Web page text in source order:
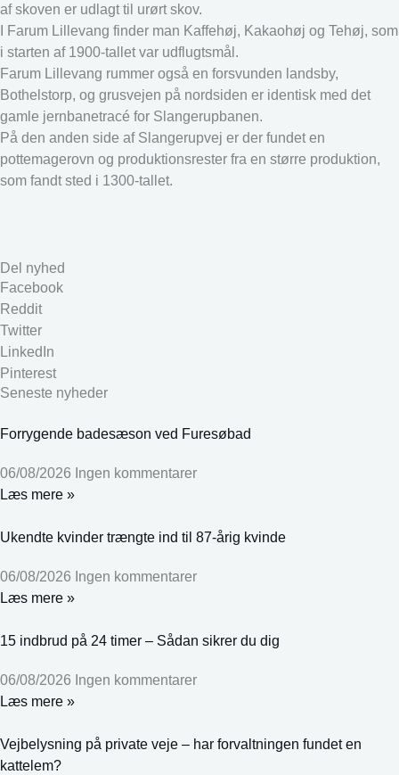
af skoven er udlagt til urørt skov.
I Farum Lillevang finder man Kaffehøj, Kakaohøj og Tehøj, som
i starten af 1900-tallet var udflugtsmål.
Farum Lillevang rummer også en forsvunden landsby,
Bothelstorp, og grusvejen på nordsiden er identisk med det
gamle jernbanetracé for Slangerupbanen.
På den anden side af Slangerupvej er der fundet en
pottemagerovn og produktionsrester fra en større produktion,
som fandt sted i 1300-tallet.
Del nyhed
Facebook
Reddit
Twitter
LinkedIn
Pinterest
Seneste nyheder
Forrygende badesæson ved Furesøbad
06/08/2026 Ingen kommentarer
Læs mere »
Ukendte kvinder trængte ind til 87-årig kvinde
06/08/2026 Ingen kommentarer
Læs mere »
15 indbrud på 24 timer – Sådan sikrer du dig
06/08/2026 Ingen kommentarer
Læs mere »
Vejbelysning på private veje – har forvaltningen fundet en
kattelem?